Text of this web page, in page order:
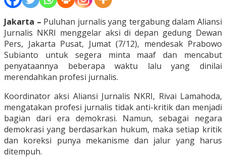
Jakarta – Puluhan jurnalis yang tergabung dalam Aliansi
Jurnalis NKRI menggelar aksi di depan gedung Dewan
Pers, Jakarta Pusat, Jumat (7/12), mendesak Prabowo
Subianto untuk segera minta maaf dan mencabut
penyataannya beberapa waktu lalu yang dinilai
merendahkan profesi jurnalis.
Koordinator aksi Aliansi Jurnalis NKRI, Rivai Lamahoda,
mengatakan profesi jurnalis tidak anti-kritik dan menjadi
bagian dari era demokrasi. Namun, sebagai negara
demokrasi yang berdasarkan hukum, maka setiap kritik
dan koreksi punya mekanisme dan jalur yang harus
ditempuh.